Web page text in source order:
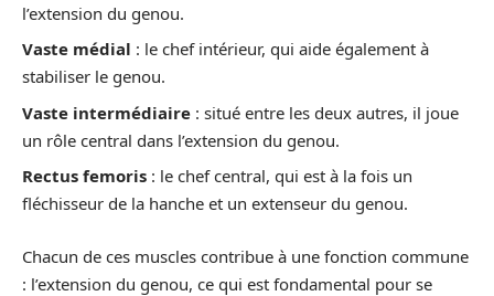
l’extension du genou.
Vaste médial : le chef intérieur, qui aide également à
stabiliser le genou.
Vaste intermédiaire : situé entre les deux autres, il joue
un rôle central dans l’extension du genou.
Rectus femoris : le chef central, qui est à la fois un
fléchisseur de la hanche et un extenseur du genou.
Chacun de ces muscles contribue à une fonction commune
: l’extension du genou, ce qui est fondamental pour se